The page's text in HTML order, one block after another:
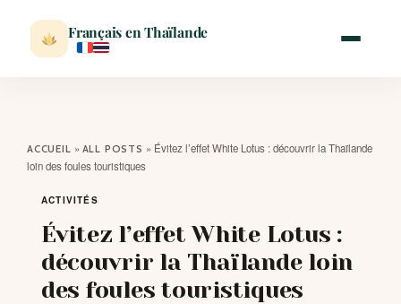
Français en Thaïlande
VISITER
MÉTÉO
ACCUEIL » ALL POSTS » Évitez l’effet White Lotus : découvrir la Thaïlande
loin des foules touristiques
ACTIVITÉS
Évitez l’effet White Lotus :
découvrir la Thaïlande loin
des foules touristiques